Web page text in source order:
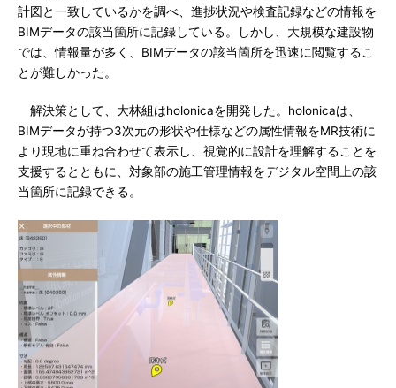
計図と一致しているかを調べ、進捗状況や検査記録などの情報を
BIMデータの該当箇所に記録している。しかし、大規模な建設物
では、情報量が多く、BIMデータの該当箇所を迅速に閲覧するこ
とが難しかった。
解決策として、大林組はholonicaを開発した。holonicaは、
BIMデータが持つ3次元の形状や仕様などの属性情報をMR技術に
より現地に重ね合わせて表示し、視覚的に設計を理解することを
支援するとともに、対象部の施工管理情報をデジタル空間上の該
当箇所に記録できる。